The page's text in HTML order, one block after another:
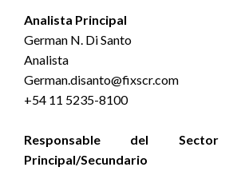
Analista Principal
German N. Di Santo
Analista
German.disanto@fixscr.com
+54 11 5235-8100
Responsable del
Principal/Secundario